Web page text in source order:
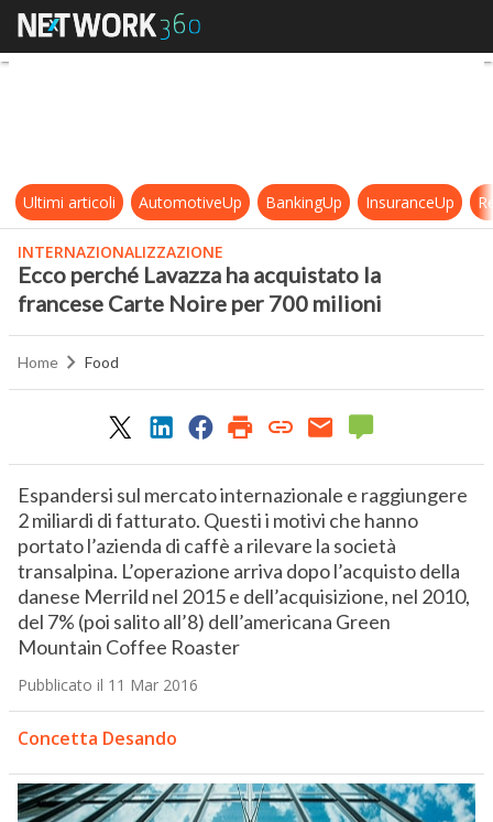
Ecco perché Lavazza ha
Ultimi articoli AutomotiveUp BankingUp InsuranceUp
INTERNAZIONALIZZAZIONE
Ecco perché Lavazza ha acquistato la
francese Carte Noire per 700 milioni
Home Food
Espandersi sul mercato internazionale e raggiungere
2 miliardi di fatturato. Questi i motivi che hanno
portato l’azienda di caffè a rilevare la società
transalpina. L’operazione arriva dopo l’acquisto della
danese Merrild nel 2015 e dell’acquisizione, nel 2010,
del 7% (poi salito all’8) dell’americana Green
Mountain Coffee Roaster
Pubblicato il 11 Mar 2016
Concetta Desando